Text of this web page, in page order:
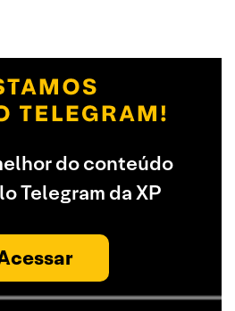
do conteúdo
Telegram da XP